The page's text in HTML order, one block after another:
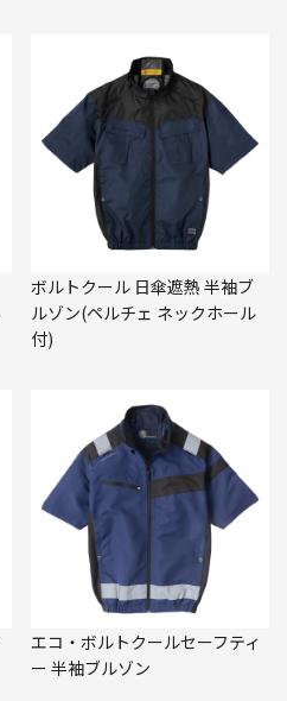
ボルトクール 日傘遮熱 半袖ブ
ルゾン(ペルチェ ネックホール
付)
エコ・ボルトクールセーフティ
ー 半袖ブルゾン